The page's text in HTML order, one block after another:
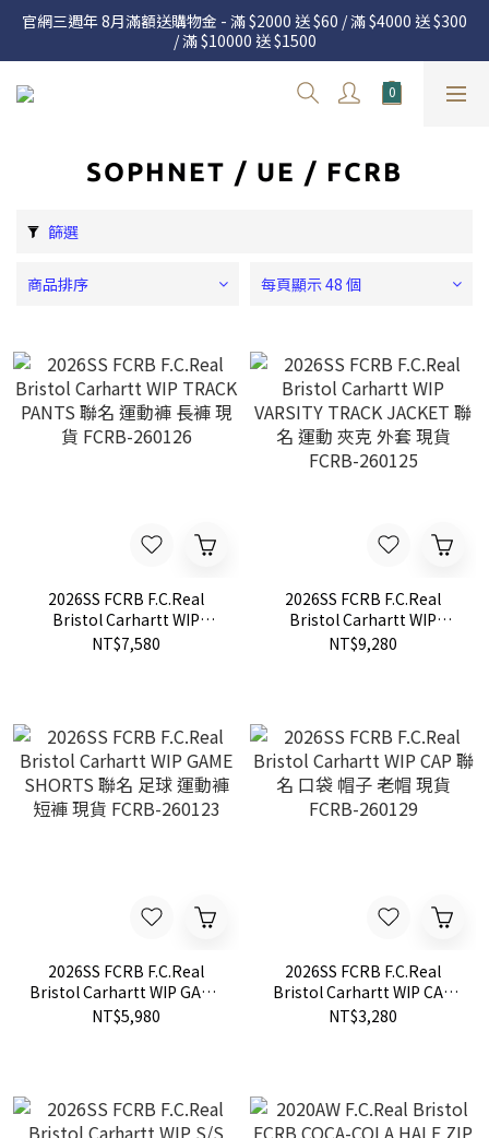
官網三週年 8月滿額送購物金 - 滿 $2000 送 $60 / 滿 $4000 送 $300
/ 滿 $10000 送 $1500
官網三週年 8月滿額送購物金 - 滿 $2000 送 $60 / 滿 $4000 送 $300
/ 滿 $10000 送 $1500
7.22 – 8.13 日本連線中，絕對讓你買到爆
度請詳閱公告
SOPHNET / UE / FCRB
篩選
商品排序 每頁顯示 48 個
2026SS FCRB F.C.Real
Bristol Carhartt WIP
TRACK PANTS 聯名 運動褲
NT$7,580
2026SS FCRB F.C.Real
Bristol Carhartt WIP
VARSITY TRACK JACKET
NT$9,280
2026SS FCRB F.C.Real
Bristol Carhartt WIP GAME
SHORTS 聯名 足球 運動褲
NT$5,980
2026SS FCRB F.C.Real
Bristol Carhartt WIP CAP
聯名 口袋 帽子 老帽 現貨
NT$3,280